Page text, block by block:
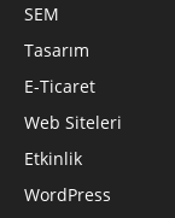
SEM
Tasarım
E-Ticaret
Web Siteleri
Etkinlik
WordPress